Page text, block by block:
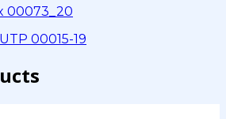
00073_20
00015-19